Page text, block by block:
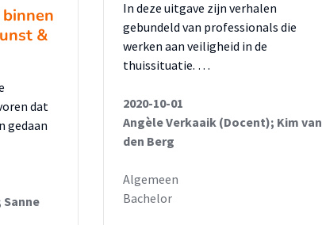
&
dat
gedaan
In deze uitgave zijn verhalen
gebundeld van professionals die
werken aan veiligheid in de
thuissituatie. …
2020-10-01
Angèle Verkaaik (Docent); Kim van
den Berg
Algemeen
Bachelor